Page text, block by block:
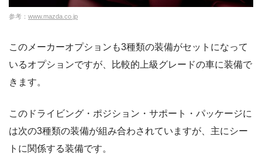
参考： www.mazda.co.jp
このメーカーオプションも3種類の装備がセットになって
いるオプションですが、比較的上級グレードの車に装備で
きます。
このドライビング・ポジション・サポート・パッケージに
は次の3種類の装備が組み合わされていますが、主にシー
トに関係する装備です。